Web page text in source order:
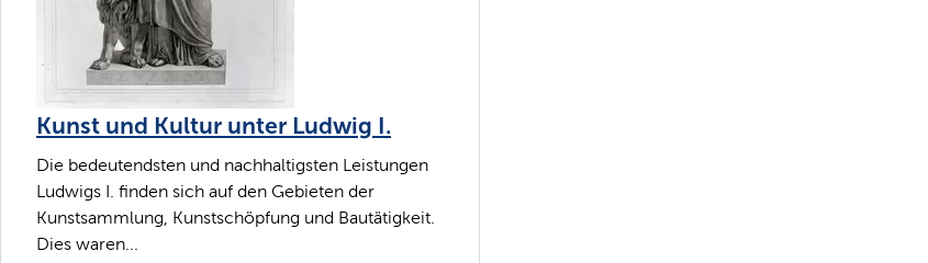
Kunst und Kultur unter Ludwig I.
Die bedeutendsten und nachhaltigsten Leistungen
Ludwigs I. finden sich auf den Gebieten der
Kunstsammlung, Kunstschöpfung und Bautätigkeit.
Dies waren...